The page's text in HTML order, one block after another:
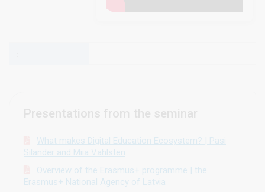
What makes Digital Education Ecosystem? | Pasi
Silander and Miia Vahlsten
Overview of the Erasmus+ programme | the
Erasmus+ National Agency of Latvia